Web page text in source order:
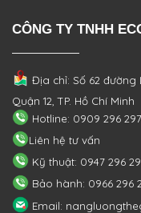
CÔNG TY TNHH
Địa chỉ: Số 62
Quận 12, TP. Hồ Chí Minh
Hotline: 0909 296
Liên hệ tư vấn
Kỹ thuật: 0947 296
Bảo hành: 0966 296
Email: